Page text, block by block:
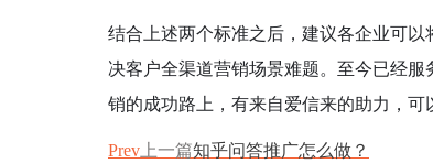
结合上述两个标准之后，建议各企业可
决客户全渠道营销场景难题。至今已经
销的成功路上，有来自爱信来的助力，可
Prev 上一篇知乎问答推广怎么做？